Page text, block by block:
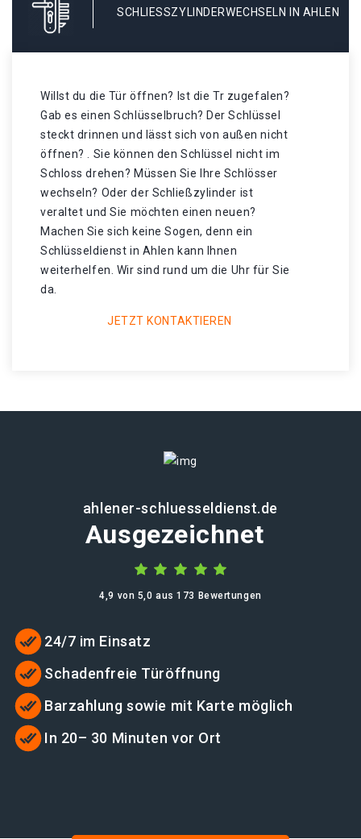
SCHLIESSZYLINDERWECHSELN IN AHLEN
Willst du die Tür öffnen? Ist die Tr zugefalen?
Gab es einen Schlüsselbruch? Der Schlüssel
steckt drinnen und lässt sich von außen nicht
öffnen? . Sie können den Schlüssel nicht im
Schloss drehen? Müssen Sie Ihre Schlösser
wechseln? Oder der Schließzylinder ist
veraltet und Sie möchten einen neuen?
Machen Sie sich keine Sogen, denn ein
Schlüsseldienst in Ahlen kann Ihnen
weiterhelfen. Wir sind rund um die Uhr für Sie
da.
JETZT KONTAKTIEREN
ahlener-schluesseldienst.de
Ausgezeichnet
4,9 von 5,0 aus 173 Bewertungen
24/7 im Einsatz
Schadenfreie Türöffnung
Barzahlung sowie mit Karte möglich
In 20– 30 Minuten vor Ort